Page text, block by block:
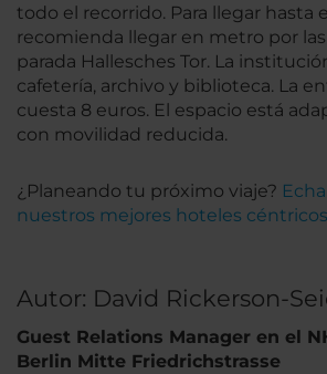
todo el recorrido. Para llegar hasta
recomienda llegar en metro por las
parada Hallesches Tor. La
cafetería, archivo y biblioteca. La
cuesta 8 euros. El espacio está
con movilidad reducida.
¿Planeando tu próximo viaje?
nuestros mejores hoteles
Autor: David Rickerson-
Guest Relations Manager en el
Berlin Mitte Friedrichstrasse